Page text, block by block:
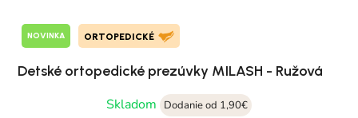
NOVINKA ORTOPEDICKÉ
Detské ortopedické prezúvky MILASH - Ružová
Skladom
Dodanie od 1,90€